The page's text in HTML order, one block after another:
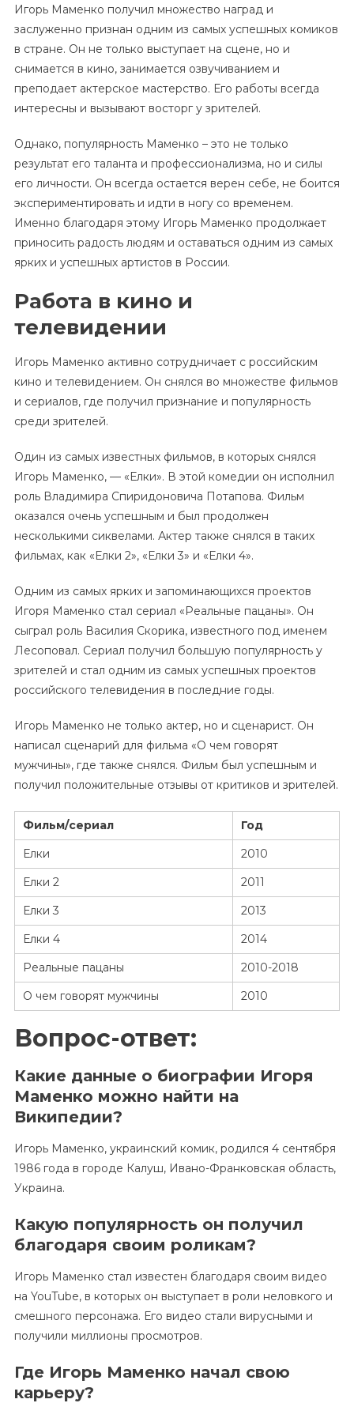
Игорь Маменко получил множество наград и
заслуженно признан одним из самых успешных комиков
в стране. Он не только выступает на сцене, но и
снимается в кино, занимается озвучиванием и
преподает актерское мастерство. Его работы всегда
интересны и вызывают восторг у зрителей.
Однако, популярность Маменко – это не только
результат его таланта и профессионализма, но и силы
его личности. Он всегда остается верен себе, не боится
экспериментировать и идти в ногу со временем.
Именно благодаря этому Игорь Маменко продолжает
приносить радость людям и оставаться одним из самых
ярких и успешных артистов в России.
Работа в кино и
телевидении
Игорь Маменко активно сотрудничает с российским
кино и телевидением. Он снялся во множестве фильмов
и сериалов, где получил признание и популярность
среди зрителей.
Один из самых известных фильмов, в которых снялся
Игорь Маменко, — «Елки». В этой комедии он исполнил
роль Владимира Спиридоновича Потапова. Фильм
оказался очень успешным и был продолжен
несколькими сиквелами. Актер также снялся в таких
фильмах, как «Елки 2», «Елки 3» и «Елки 4».
Одним из самых ярких и запоминающихся проектов
Игоря Маменко стал сериал «Реальные пацаны». Он
сыграл роль Василия Скорика, известного под именем
Лесоповал. Сериал получил большую популярность у
зрителей и стал одним из самых успешных проектов
российского телевидения в последние годы.
Игорь Маменко не только актер, но и сценарист. Он
написал сценарий для фильма «О чем говорят
мужчины», где также снялся. Фильм был успешным и
получил положительные отзывы от критиков и зрителей.
Фильм/сериал
Год
Елки
2010
Елки 2
2011
Елки 3
2013
Елки 4
2014
Реальные пацаны
2010-2018
О чем говорят мужчины
2010
Вопрос-ответ:
Какие данные о биографии Игоря
Маменко можно найти на
Википедии?
Игорь Маменко, украинский комик, родился 4 сентября
1986 года в городе Калуш, Ивано-Франковская область,
Украина.
Какую популярность он получил
благодаря своим роликам?
Игорь Маменко стал известен благодаря своим видео
на YouTube, в которых он выступает в роли неловкого и
смешного персонажа. Его видео стали вирусными и
получили миллионы просмотров.
Где Игорь Маменко начал свою
карьеру?